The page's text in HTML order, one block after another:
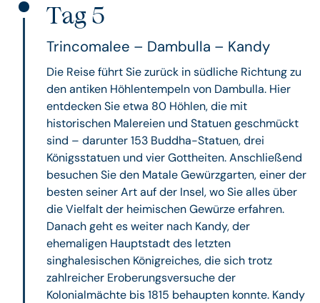
Tag 5
Trincomalee – Dambulla – Kandy
Die Reise führt Sie zurück in südliche Richtung zu
den antiken Höhlentempeln von Dambulla. Hier
entdecken Sie etwa 80 Höhlen, die mit
historischen Malereien und Statuen geschmückt
sind – darunter 153 Buddha-Statuen, drei
Königsstatuen und vier Gottheiten. Anschließend
besuchen Sie den Matale Gewürzgarten, einer der
besten seiner Art auf der Insel, wo Sie alles über
die Vielfalt der heimischen Gewürze erfahren.
Danach geht es weiter nach Kandy, der
ehemaligen Hauptstadt des letzten
singhalesischen Königreiches, die sich trotz
zahlreicher Eroberungsversuche der
Kolonialmächte bis 1815 behaupten konnte. Kandy